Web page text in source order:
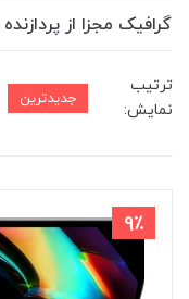
گرافیک مجزا از پردازنده Graphic Card
ترتیب
نمایش:
جدیدترین
9٪